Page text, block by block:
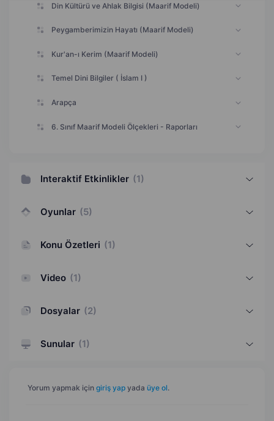
Din Kültürü ve Ahlak Bilgisi (Maarif Modeli)
Peygamberimizin Hayatı (Maarif Modeli)
Kur'an-ı Kerim (Maarif Modeli)
Temel Dini Bilgiler ( İslam I )
Arapça
6. Sınıf Maarif Modeli Ölçekleri - Raporları
Interaktif Etkinlikler (1)
Oyunlar (5)
Konu Özetleri (1)
Video (1)
Dosyalar (2)
Sunular (1)
Yorum yapmak için giriş yap yada üye ol.